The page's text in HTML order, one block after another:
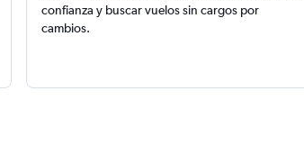
confianza y buscar vuelos sin cargos por
cambios.